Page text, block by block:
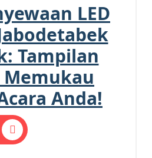
LED
Tampilan
Anda!